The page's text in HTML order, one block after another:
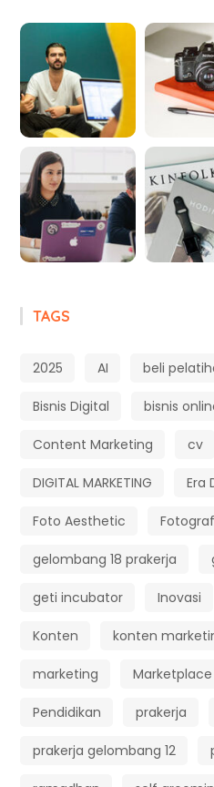
TAGS
2025 AI beli
Bisnis Digital bisnis
Content Marketing cv
DIGITAL MARKETING Era
Foto Aesthetic
gelombang 18 prakerja
geti incubator Inovasi
Konten konten
marketing Marketplace
Pendidikan prakerja
prakerja gelombang 12